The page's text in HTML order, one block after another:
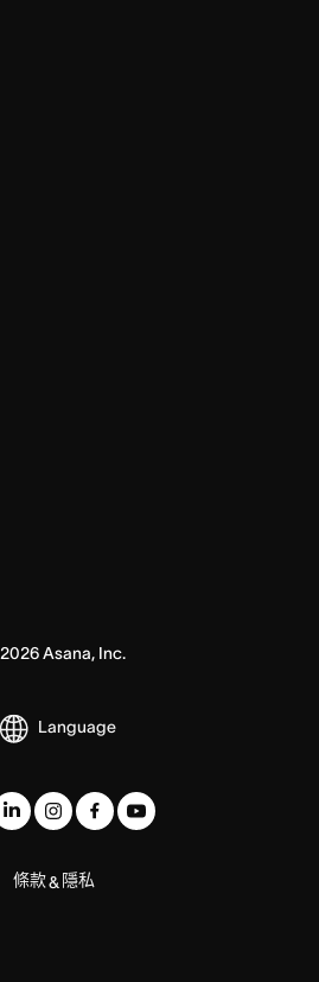
2026Asana, Inc.
Language
條款& 隱私